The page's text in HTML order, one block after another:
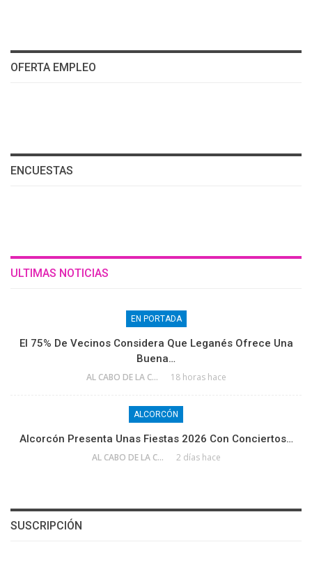
OFERTA EMPLEO
ENCUESTAS
ULTIMAS NOTICIAS
EN PORTADA
El 75% De Vecinos Considera Que Leganés Ofrece Una
Buena…
AL CABO DE LA CALLE 18 horas hace
ALCORCÓN
Alcorcón Presenta Unas Fiestas 2026 Con Conciertos…
AL CABO DE LA CALLE 2 días hace
SUSCRIPCIÓN